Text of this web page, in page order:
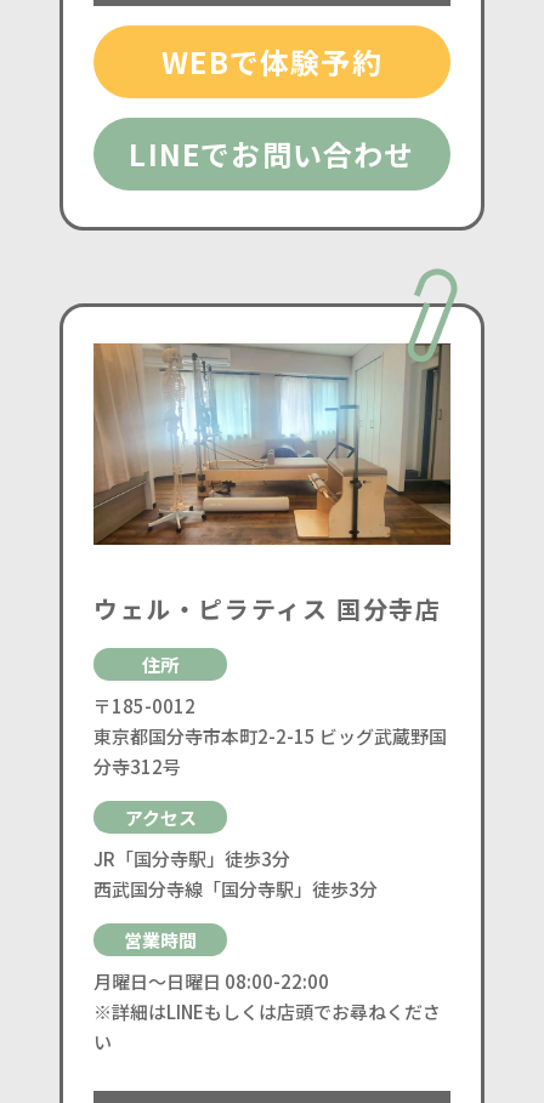
WEBで体験予約
LINEでお問い合わせ
ウェル・ピラティス 国分寺店
住所
〒185-0012
東京都国分寺市本町2-2-15 ビッグ武蔵野国
分寺312号
アクセス
JR「国分寺駅」徒歩3分
西武国分寺線「国分寺駅」徒歩3分
営業時間
月曜日〜日曜日 08:00-22:00
※詳細はLINEもしくは店頭でお尋ねくださ
い